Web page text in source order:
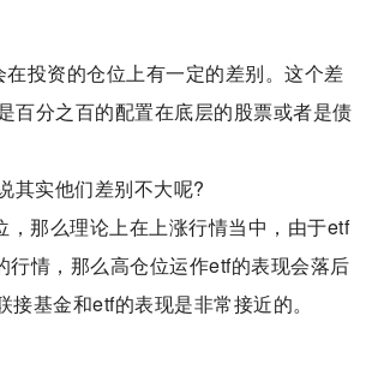
投资的仓位上有一定的差别。这个差
百分之百的配置在底层的股票或者是债
其实他们差别不大呢?
那么理论上在上涨行情当中，由于etf
情，那么高仓位运作etf的表现会落后
基金和etf的表现是非常接近的。